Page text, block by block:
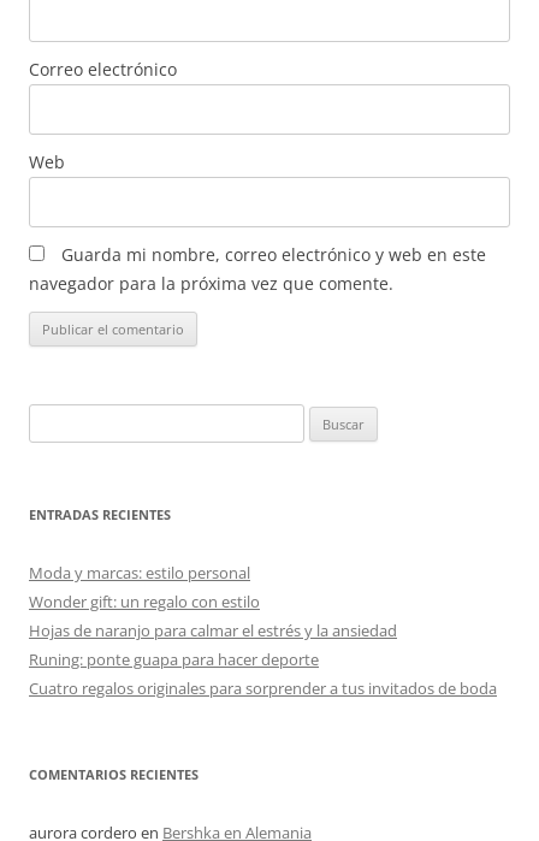
Correo electrónico
Web
Guarda mi nombre, correo electrónico y web en este
navegador para la próxima vez que comente.
ENTRADAS RECIENTES
Moda y marcas: estilo personal
Wonder gift: un regalo con estilo
Hojas de naranjo para calmar el estrés y la ansiedad
Runing: ponte guapa para hacer deporte
Cuatro regalos originales para sorprender a tus invitados de boda
COMENTARIOS RECIENTES
aurora cordero en Bershka en Alemania